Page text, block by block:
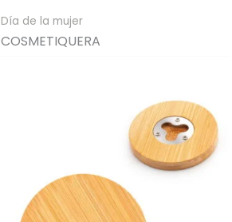
Día de la mujer
COSMETIQUERA